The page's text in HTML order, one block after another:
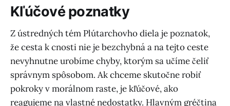
Kľúčové poznatky
Z ústredných tém Plútarchovho diela je poznatok,
že cesta k cnosti nie je bezchybná a na tejto ceste
nevyhnutne urobíme chyby, ktorým sa učíme čeliť
správnym spôsobom. Ak chceme skutočne robiť
pokroky v morálnom raste, je kľúčové, ako
reagujeme na vlastné nedostatky. Hlavným gréčtina